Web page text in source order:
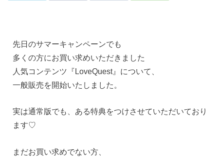
先日のサマーキャンペーンでも
多くの方にお買い求めいただきました
人気コンテンツ『LoveQuest』について、
一般販売を開始いたしました。
実は通常版でも、ある特典をつけさせていただいており
ます♡
まだお買い求めでない方、